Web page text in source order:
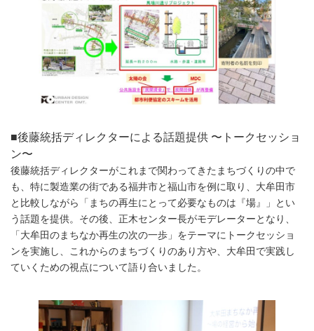
■後藤統括ディレクターによる話題提供 〜トークセッショ
ン〜
後藤統括ディレクターがこれまで関わってきたまちづくりの中で
も、特に製造業の街である福井市と福山市を例に取り、大牟田市
と比較しながら「まちの再生にとって必要なものは『場』」とい
う話題を提供。その後、正木センター長がモデレーターとなり、
「大牟田のまちなか再生の次の一歩」をテーマにトークセッショ
ンを実施し、これからのまちづくりのあり方や、大牟田で実践し
ていくための視点について語り合いました。